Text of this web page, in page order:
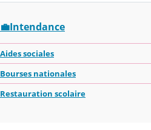
💼Intendance
Aides sociales
Bourses nationales
Restauration scolaire